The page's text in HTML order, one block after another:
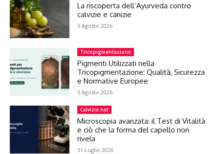
La riscoperta dell’Ayurveda contro
calvizie e canizie
5 Agosto 2026
Tricopigmentazione
Pigmenti Utilizzati nella
Tricopigmentazione: Qualità, Sicurezza
e Normative Europee
5 Agosto 2026
Calvizie.net
Microscopia avanzata: il Test di Vitalità
e ciò che la forma del capello non
rivela
31 Luglio 2026